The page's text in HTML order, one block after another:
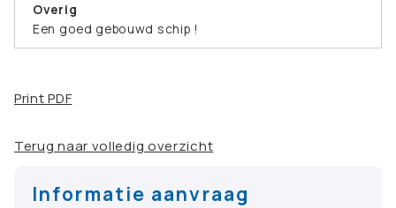
Overig
Een goed gebouwd schip !
Print PDF
Terug naar volledig overzicht
Informatie aanvraag